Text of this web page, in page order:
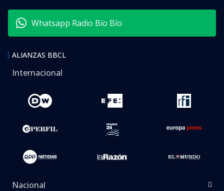
Whatsapp Radio Bío Bío
ALIANZAS BBCL
Internacional
Nacional